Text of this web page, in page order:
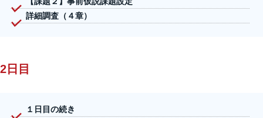
詳細調査（４章）
2日目
１日目の続き